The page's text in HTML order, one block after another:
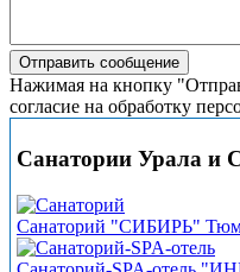
Нажимая на кнопку
согласие на обработку
Санатории Урала и
Санаторий "СИБИРЬ"